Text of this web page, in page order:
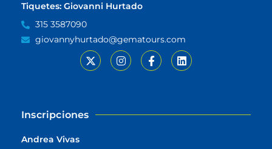
Inscripciones
Andrea Vivas
Tiquetes: Giovanni Hurtado
315 3587090
giovannyhurtado@gematours.com